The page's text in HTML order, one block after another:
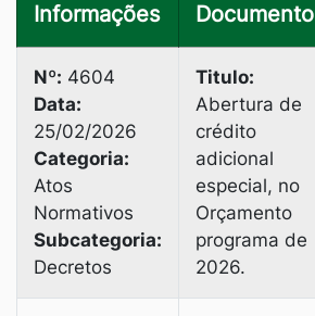
Informações Documento
Nº: 4604
Data:
25/02/2026
Categoria:
Atos
Normativos
Subcategoria:
Decretos
Titulo:
Abertura de
crédito
adicional
especial, no
Orçamento
programa de
2026.